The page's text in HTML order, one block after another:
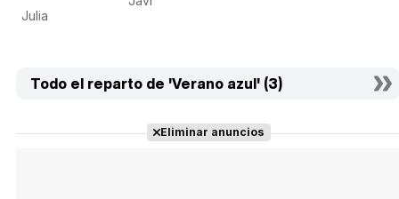
Julia
Todo el reparto de 'Verano azul' (3)
Eliminar anuncios